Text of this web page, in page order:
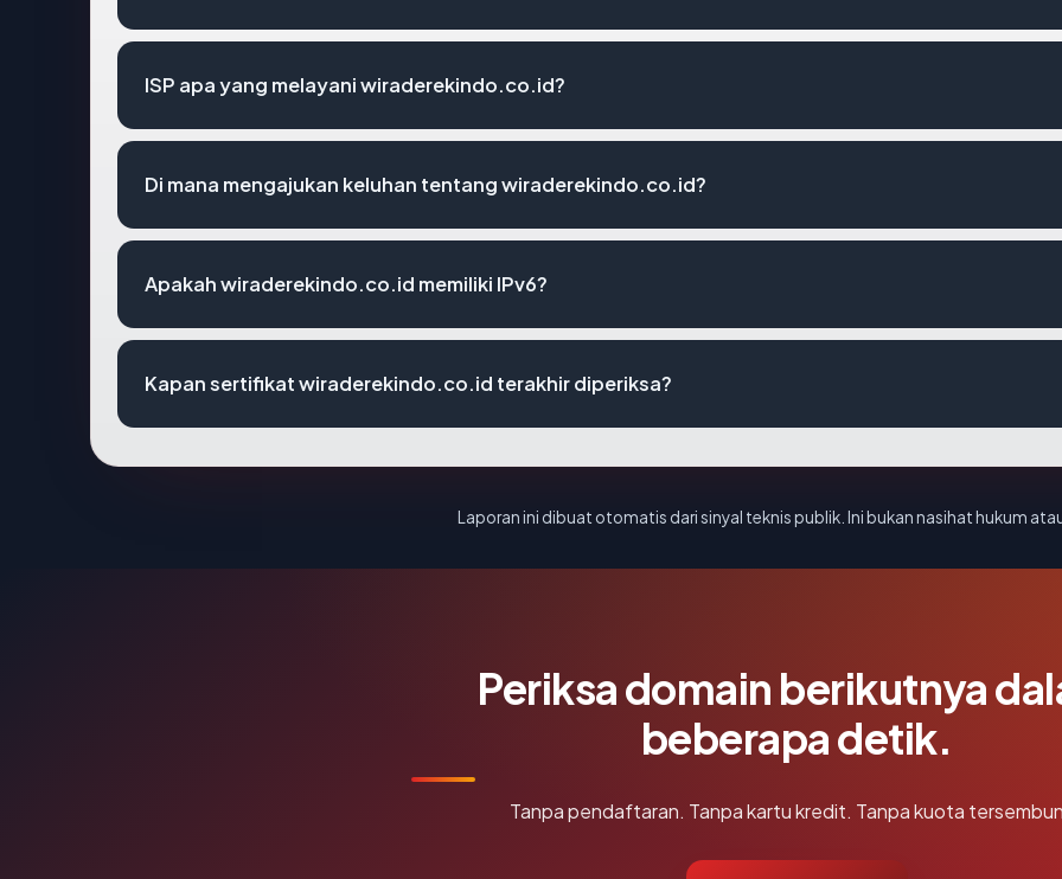
ISP apa yang melayani wiraderekindo.co.id?
Di mana mengajukan keluhan tentang wiraderekindo.co.id?
Apakah wiraderekindo.co.id memiliki IPv6?
Kapan sertifikat wiraderekindo.co.id terakhir diperiksa?
Laporan ini dibuat otomatis dari sinyal teknis publik. Ini bukan nasihat hukum
Periksa domain berikutnya
beberapa detik.
Tanpa pendaftaran. Tanpa kartu kredit. Tanpa kuota